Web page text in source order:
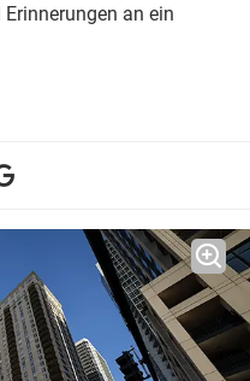
an ein